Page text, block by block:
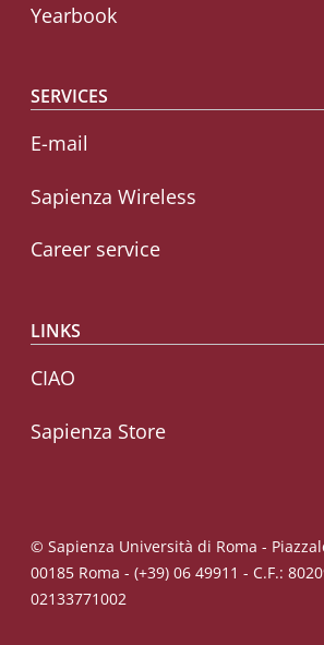
Yearbook
SERVICES
E-mail
Sapienza Wireless
Career service
LINKS
CIAO
Sapienza Store
© Sapienza Università di Roma -
00185 Roma - (+39) 06 49911 - C.F.:
02133771002